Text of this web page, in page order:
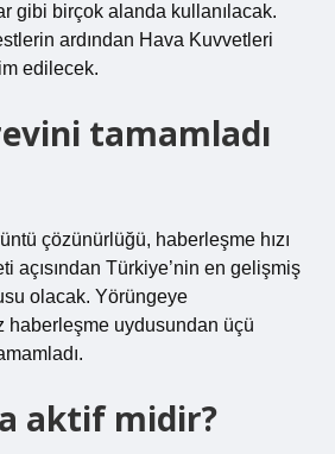
gibi birçok alanda kullanılacak.
ardından Hava Kuvvetleri
edilecek.
tamamladı
çözünürlüğü, haberleşme hızı
açısından Türkiye’nin en gelişmiş
olacak. Yörüngeye
haberleşme uydusundan üçü
aktif midir?